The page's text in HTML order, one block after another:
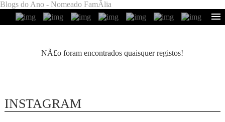
Blogs do Ano - Nomeado FamÃ­lia
NÃ£o foram encontrados quaisquer registos!
INSTAGRAM